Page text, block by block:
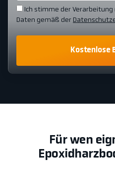
Ich stimme der
Daten gemäß der
Kostenlose
Für wen